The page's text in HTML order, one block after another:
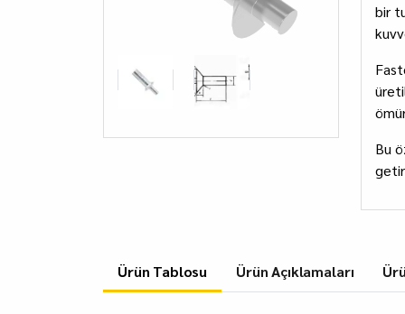
bir
Bu
Ürün Tablosu Ürün Açıklamaları